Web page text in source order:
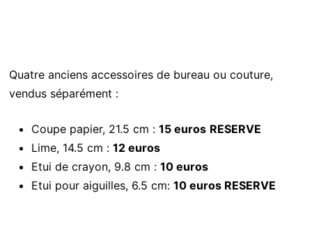
Quatre anciens accessoires de bureau ou couture,
vendus séparément :
Coupe papier, 21.5 cm : 15 euros RESERVE
Lime, 14.5 cm : 12 euros
Etui de crayon, 9.8 cm : 10 euros
Etui pour aiguilles, 6.5 cm: 10 euros RESERVE